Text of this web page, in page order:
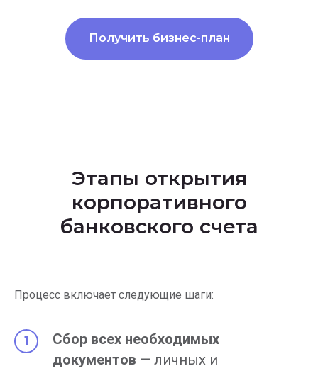
Получить бизнес-план
Этапы открытия
корпоративного
банковского счета
Процесс включает следующие шаги:
Сбор всех необходимых
документов — личных и